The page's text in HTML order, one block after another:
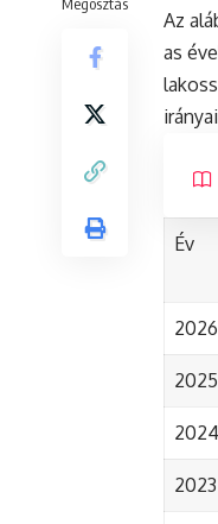
Az
as
Év
2026
2025
2024
2023